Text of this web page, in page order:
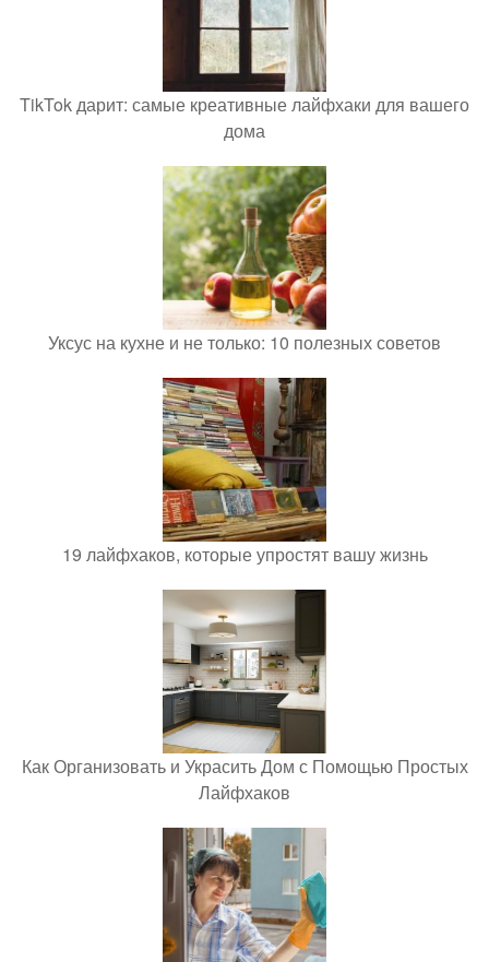
TikTok дарит: самые креативные лайфхаки для вашего
дома
Уксус на кухне и не только: 10 полезных советов
19 лайфхаков, которые упростят вашу жизнь
Как Организовать и Украсить Дом с Помощью Простых
Лайфхаков